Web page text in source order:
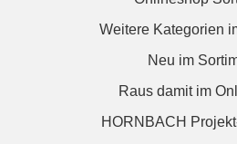
Weitere Kategorien
Neu im
Raus damit im
HORNBACH